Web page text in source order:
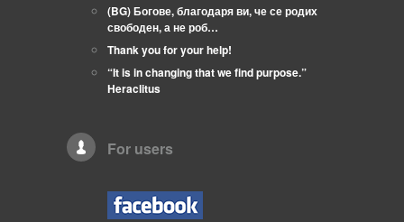
(BG) Богове, благодаря ви, че се родих
свободен, а не роб…
Thank you for your help!
“It is in changing that we find purpose.”
Heraclitus
For users